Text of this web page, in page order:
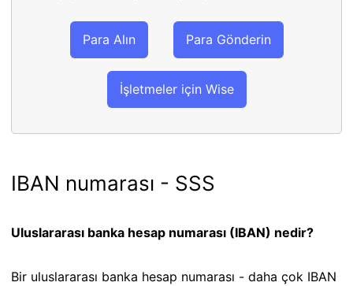
Para Alın Para Gönderin
İşletmeler için Wise
IBAN numarası - SSS
Uluslararası banka hesap numarası (IBAN) nedir?
Bir uluslararası banka hesap numarası - daha çok IBAN